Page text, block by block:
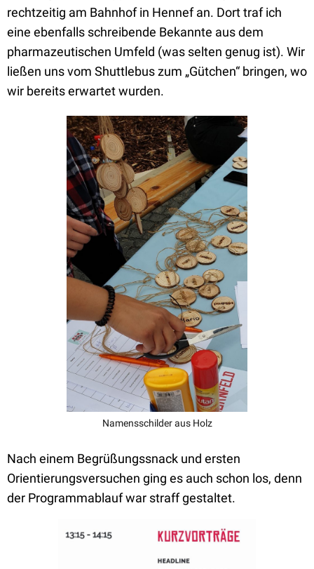
rechtzeitig am Bahnhof in Hennef an. Dort traf ich
eine ebenfalls schreibende Bekannte aus dem
pharmazeutischen Umfeld (was selten genug ist). Wir
ließen uns vom Shuttlebus zum „Gütchen“ bringen, wo
wir bereits erwartet wurden.
Namensschilder aus Holz
Nach einem Begrüßungssnack und ersten
Orientierungsversuchen ging es auch schon los, denn
der Programmablauf war straff gestaltet.